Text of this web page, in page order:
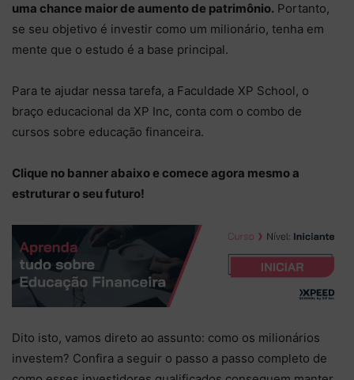
uma chance maior de aumento de patrimônio. Portanto,
se seu objetivo é investir como um milionário, tenha em
mente que o estudo é a base principal.
Para te ajudar nessa tarefa, a Faculdade XP School, o
braço educacional da XP Inc, conta com o combo de
cursos sobre educação financeira.
Clique no banner abaixo e comece agora mesmo a
estruturar o seu futuro!
Dito isto, vamos direto ao assunto: como os milionários
investem? Confira a seguir o passo a passo completo de